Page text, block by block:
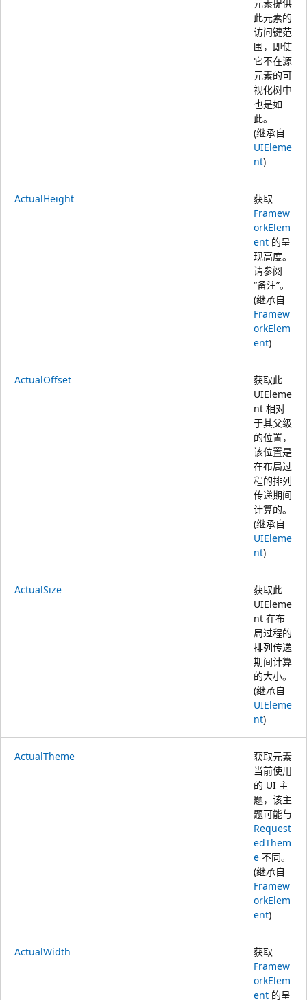
元素提供
此元素的
访问键范
围，即使
它不在源
元素的可
视化树中
也是如
此。
(继承自
UIEleme
nt)
ActualHeight
获取
Framew
orkElem
ent 的呈
现高度。
请参阅
“备注”。
(继承自
Framew
orkElem
ent)
ActualOffset
获取此
UIEleme
nt 相对
于其父级
的位置，
该位置是
在布局过
程的排列
传递期间
计算的。
(继承自
UIEleme
nt)
ActualSize
获取此
UIEleme
nt 在布
局过程的
排列传递
期间计算
的大小。
(继承自
UIEleme
nt)
ActualTheme
获取元素
当前使用
的 UI 主
题，该主
题可能与
Request
edThem
e 不同。
(继承自
Framew
orkElem
ent)
ActualWidth
获取
Framew
orkElem
ent 的呈